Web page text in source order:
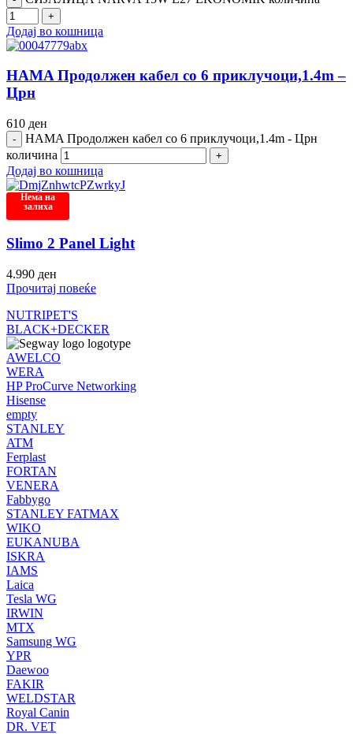
Додај во кошница
HAMA Продолжен кабел со 6 приклучоци,1.4m –
Црн
610 ден
HAMA Продолжен кабел со 6 приклучоци,1.4m - Црн
количина
Додај во кошница
Нема на
залиха
Slimo 2 Panel Light
4.990 ден
Прочитај повеќе
NUTRIPET'S
BLACK+DECKER
AWELCO
WERA
HP ProCurve Networking
Hisense
empty
STANLEY
ATM
Ferplast
FORTAN
VENERA
Fabbygo
STANLEY FATMAX
WIKO
EUKANUBA
ISKRA
IAMS
Laica
Tesla WG
IRWIN
MTX
Samsung WG
YPR
Daewoo
FAKIR
WELDSTAR
Royal Canin
DR. VET